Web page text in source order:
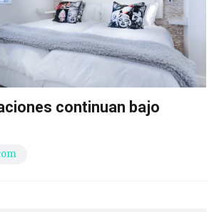
continuan bajo